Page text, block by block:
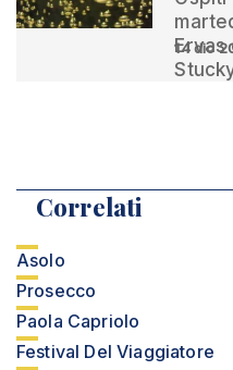
Ervas
14 dic
Correlati
Asolo
Prosecco
Paola Capriolo
Festival Del Viaggiatore